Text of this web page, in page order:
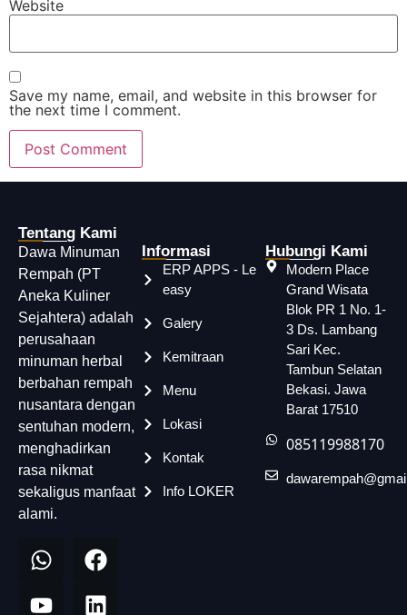
Website
Save my name, email, and website in this browser for
the next time I comment.
Tentang Kami
Dawa Minuman
Rempah (PT
Aneka Kuliner
Sejahtera) adalah
perusahaan
minuman herbal
berbahan rempah
nusantara dengan
sentuhan modern,
menghadirkan
rasa nikmat
sekaligus manfaat
alami.
Informasi
ERP APPS - Le
easy
Galery
Kemitraan
Menu
Lokasi
Kontak
Info LOKER
Hubungi Kami
Modern Place
Grand Wisata
Blok PR 1 No. 1-
3 Ds. Lambang
Sari Kec.
Tambun Selatan
Bekasi. Jawa
Barat 17510
085119988170